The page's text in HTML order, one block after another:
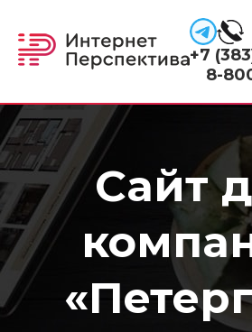
+7
8-
Сайт